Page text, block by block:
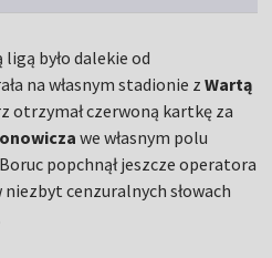
było dalekie od
na własnym stadionie zWartą
otrzymał czerwoną kartkę za
we własnym polu
popchnął jeszcze operatora
cenzuralnych słowach